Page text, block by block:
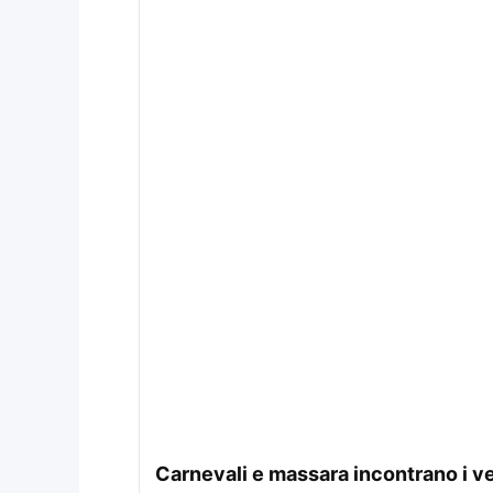
carnevali e massara incontrano i